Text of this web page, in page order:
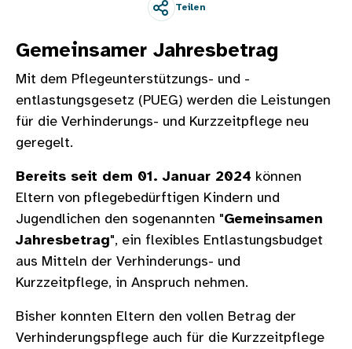
Teilen
Gemeinsamer Jahresbetrag
Mit dem Pflegeunterstützungs- und -
entlastungsgesetz (PUEG) werden die Leistungen
für die Verhinderungs- und Kurzzeitpflege neu
geregelt.
Bereits seit dem 01. Januar 2024 können
Eltern von pflegebedürftigen Kindern und
Jugendlichen den sogenannten "Gemeinsamen
Jahresbetrag", ein flexibles Entlastungsbudget
aus Mitteln der Verhinderungs- und
Kurzzeitpflege, in Anspruch nehmen.
Bisher konnten Eltern den vollen Betrag der
Verhinderungspflege auch für die Kurzzeitpflege